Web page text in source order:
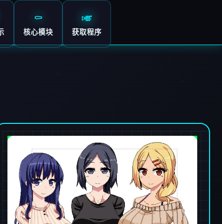
⚰️
核心模块
🎺
获取程序